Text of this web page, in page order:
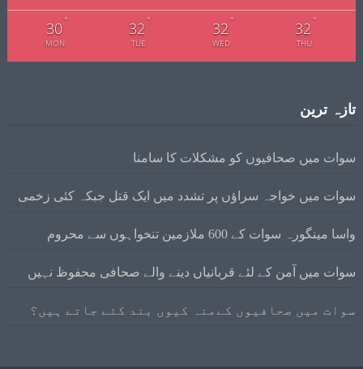
30°
MON
32 °
TUE
32 °
WED
32 °
THU
تازہ ترین
سوات میں صحافیوں کو مشکلات کا سامنا
سوات میں خواجہ سراؤں پر تشدد میں ایک قتل جبکہ کئی زخمی
واسا مینگورہ سوات کے 600 ملازمین تنخواہوں سے محروم
سوات میں آمن کے لئے قربانیاں دینے والے صحافی محفوظ نہیں
سوات میں صحافیوں کےمنہ کیوں بند کئے جاتے ہیں؟